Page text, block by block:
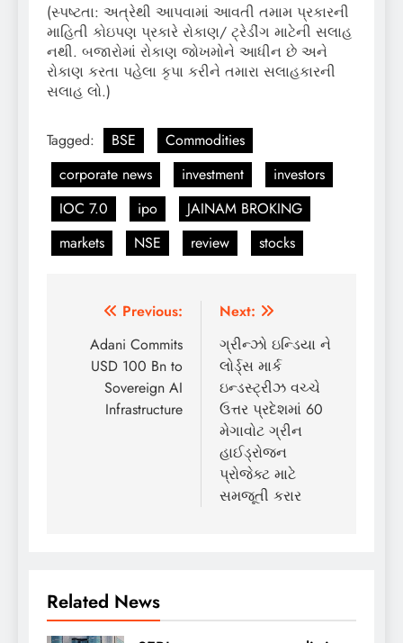
(સ્પષ્ટતા: અત્રેથી આપવામાં આવતી તમામ પ્રકારની
માહિતી કોઇપણ પ્રકારે રોકાણ/ ટ્રેડીંગ માટેની સલાહ
નથી. બજારોમાં રોકાણ જોખમોને આધીન છે અને
રોકાણ કરતા પહેલા કૃપા કરીને તમારા સલાહકારની
સલાહ લો.)
Tagged: BSE
Commodities
corporate news
investment
investors
IOC 7.0
ipo
JAINAM BROKING
markets
NSE review stocks
Post
navigation
Previous:
Adani Commits
USD 100 Bn to
Sovereign AI
Infrastructure
Next:
ગ્રીન્ઝો ઇન્ડિયા ને
લોર્ડ્સ માર્ક
ઇન્ડસ્ટ્રીઝ વચ્ચે
ઉત્તર પ્રદેશમાં 60
મેગાવોટ ગ્રીન
હાઈડ્રોજન
પ્રોજેક્ટ માટે
સમજૂતી કરાર
Related News